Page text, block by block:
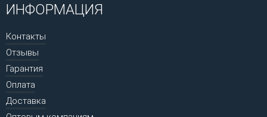
ИНФОРМАЦИЯ
Контакты
Отзывы
Гарантия
Оплата
Доставка